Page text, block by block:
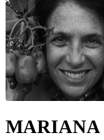
MARIANA